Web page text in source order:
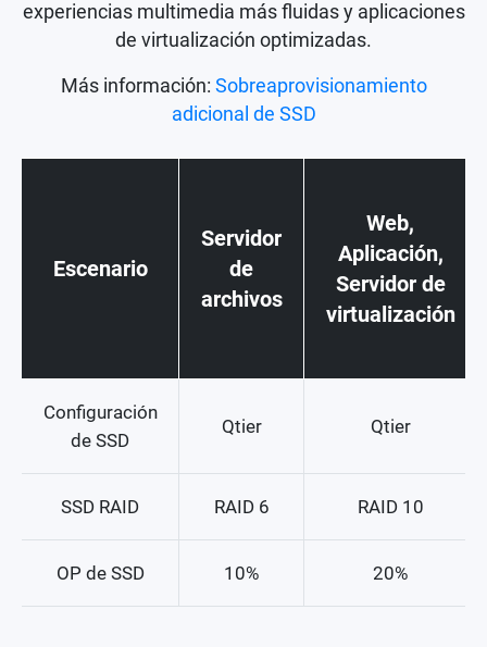
experiencias multimedia más fluidas y aplicaciones
de virtualización optimizadas.
Más información: Sobreaprovisionamiento
adicional de SSD
Escenario
Servidor
de
archivos
Web,
Aplicación,
Servidor de
virtualización
Configuración
de SSD
Qtier Qtier
SSD RAID RAID 6 RAID 10
OP de SSD 10% 20%